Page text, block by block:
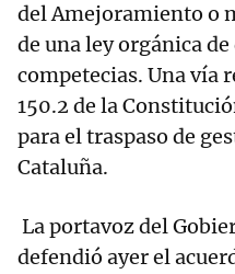
del Amejoramiento o
de una ley orgánica
competecias. Una vía
150.2 de la
para el traspaso de
Cataluña.
La portavoz del
defendió ayer el